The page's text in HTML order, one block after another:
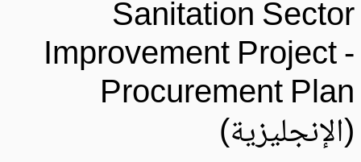
Sanitation
Improvement Project
Procurement